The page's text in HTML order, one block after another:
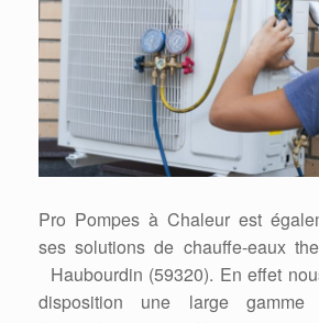
Pro Pompes à Chaleur est
ses solutions de chauffe-eaux
Haubourdin (59320). En effet
disposition une large gamme